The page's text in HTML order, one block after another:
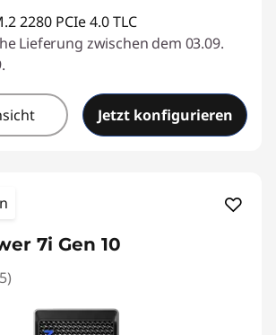
2280 PCIe 4.0 TLC
Lieferung zwischen dem 03.09.
Jetzt konfigurieren
7i Gen 10